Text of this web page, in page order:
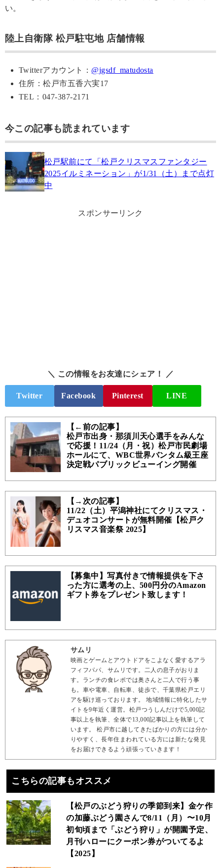
い。
陸上自衛隊 松戸駐屯地 店舗情報
Twitterアカウント： @jgsdf_matudosta
住所：松戸市五香六実17
TEL：047-387-2171
今この記事も読まれています
松戸駅前にて「松戸クリスマスファンタジー
2025イルミネーション」が1/31（土）まで点灯
中
スポンサーリンク
＼ この情報をお友達にシェア！ ／
Twitter Facebook Pinterest LINE
【←前の記事】
松戸市出身・那須川天心選手をみんな
で応援！11/24（月・祝）松戸市民劇場
ホールにて、WBC世界バンタム級王座
決定戦パブリックビューイング開催
【→次の記事】
11/22（土）平潟神社にてクリスマス・
デュオコンサートが無料開催【松戸ク
リスマス音楽祭 2025】
【募集中】写真付きで情報提供を下さ
った方に選考の上、500円分のAmazon
ギフト券をプレゼント致します！
サムリ
映画とゲームとアウトドアをこよなく愛するアラ
フィフパパ、サムリです。二人の息子がおりま
す。ランチの食レポでは奥さんと二人で行う事
も。車や電車、自転車、徒歩で、千葉県松戸エリ
アを駆け巡っております。 地域情報に特化したサ
イトを9年近く運営。松戸つうしんだけで5,000記
事以上を執筆、全体で13,000記事以上を執筆して
います。 松戸市に越してきたばかりの方には分か
りやすく、長年住まわれている方には新たな発見
をお届けできるよう頑張っていきます！
こちらの記事もオススメ
【松戸のぶどう狩りの季節到来】金ケ作
の加藤ぶどう園さんで8/11（月）〜10月
初旬頃まで「ぶどう狩り」が開園予定、
月刊ハローにクーポン券がついてるよ
【2025】